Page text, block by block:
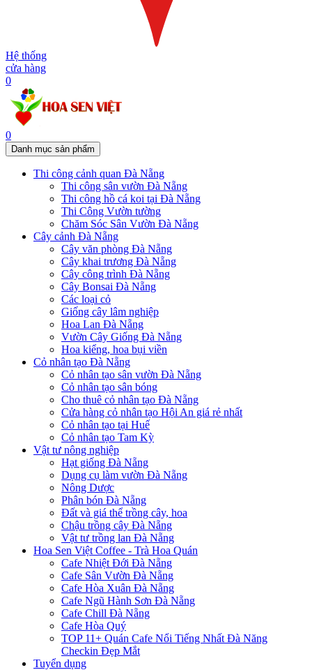
Hệ thống
cửa hàng
0
0
Danh mục sản phẩm
Thi công cảnh quan Đà Nẵng
Thi công sân vườn Đà Nẵng
Thi công hồ cá koi tại Đà Nẵng
Thi Công Vườn tường
Chăm Sóc Sân Vườn Đà Nẵng
Cây cảnh Đà Nẵng
Cây văn phòng Đà Nẵng
Cây khai trương Đà Nẵng
Cây công trình Đà Nẵng
Cây Bonsai Đà Nẵng
Các loại cỏ
Giống cây lâm nghiệp
Hoa Lan Đà Nẵng
Vườn Cây Giống Đà Nẵng
Hoa kiểng, hoa bụi viền
Cỏ nhân tạo Đà Nẵng
Cỏ nhân tạo sân vườn Đà Nẵng
Cỏ nhân tạo sân bóng
Cho thuê cỏ nhân tạo Đà Nẵng
Cửa hàng cỏ nhân tạo Hội An giá rẻ nhất
Cỏ nhân tạo tại Huế
Cỏ nhân tạo Tam Kỳ
Vật tư nông nghiệp
Hạt giống Đà Nẵng
Dụng cụ làm vườn Đà Nẵng
Nông Dược
Phân bón Đà Nẵng
Đất và giá thể trồng cây, hoa
Chậu trồng cây Đà Nẵng
Vật tư trồng lan Đà Nẵng
Hoa Sen Việt Coffee - Trà Hoa Quán
Cafe Nhiệt Đới Đà Nẵng
Cafe Sân Vườn Đà Nẵng
Cafe Hòa Xuân Đà Nẵng
Cafe Ngũ Hành Sơn Đà Nẵng
Cafe Chill Đà Nẵng
Cafe Hòa Quý
TOP 11+ Quán Cafe Nổi Tiếng Nhất Đà Năng
Checkin Đẹp Mắt
Tuyển dụng